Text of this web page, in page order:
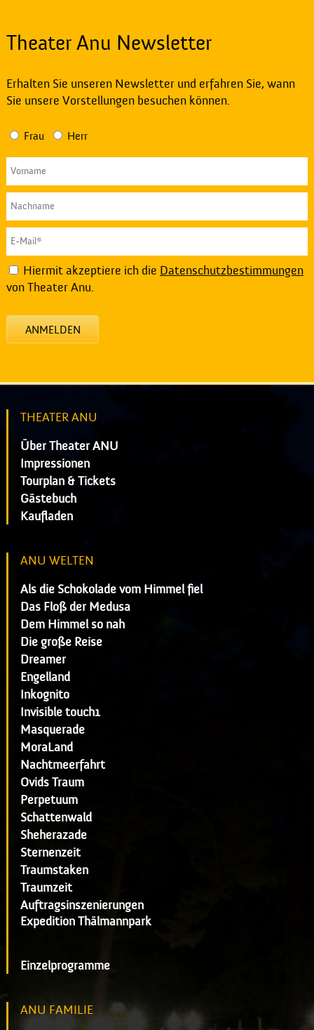
Theater Anu Newsletter
Erhalten Sie unseren Newsletter und erfahren Sie, wann
Sie unsere Vorstellungen besuchen können.
Frau Herr
Hiermit akzeptiere ich die Datenschutzbestimmungen
von Theater Anu.
ANMELDEN
THEATER ANU
Über Theater ANU
Impressionen
Tourplan & Tickets
Gästebuch
Kaufladen
ANU WELTEN
Als die Schokolade vom Himmel fiel
Das Floß der Medusa
Dem Himmel so nah
Die große Reise
Dreamer
Engelland
Inkognito
Invisible touch1
Masquerade
MoraLand
Nachtmeerfahrt
Ovids Traum
Perpetuum
Schattenwald
Sheherazade
Sternenzeit
Traumstaken
Traumzeit
Auftragsinszenierungen
Expedition Thälmannpark
Einzelprogramme
ANU FAMILIE